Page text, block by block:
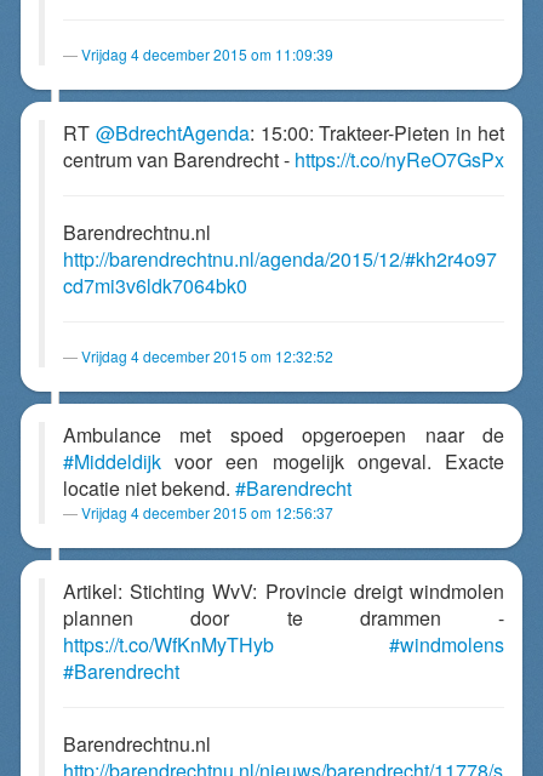
Vrijdag 4 december 2015 om 11:09:39
RT @BdrechtAgenda: 15:00: Trakteer-Pieten in het
centrum van Barendrecht - https://t.co/nyReO7GsPx
Barendrechtnu.nl
http://barendrechtnu.nl/agenda/2015/12/#kh2r4o97
cd7mi3v6ldk7064bk0
Vrijdag 4 december 2015 om 12:32:52
Ambulance met spoed opgeroepen naar de
#Middeldijk voor een mogelijk ongeval. Exacte
locatie niet bekend. #Barendrecht
Vrijdag 4 december 2015 om 12:56:37
Artikel: Stichting WvV: Provincie dreigt windmolen
plannen door te drammen -
https://t.co/WfKnMyTHyb
#windmolens
#Barendrecht
Barendrechtnu.nl